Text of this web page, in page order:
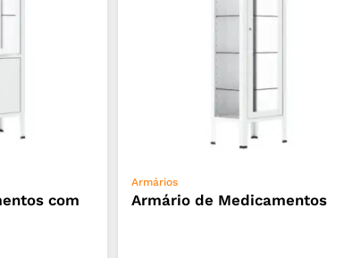
com
Armários
Armário de Medicamentos